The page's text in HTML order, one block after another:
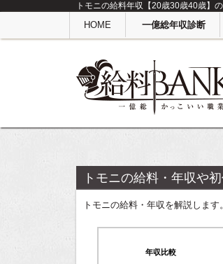
トモニの給料年収【20歳30歳40歳】
HOME 一億総年収診断
トモニの給料・年収や
トモニの給料・年収を解説します。
年収比較